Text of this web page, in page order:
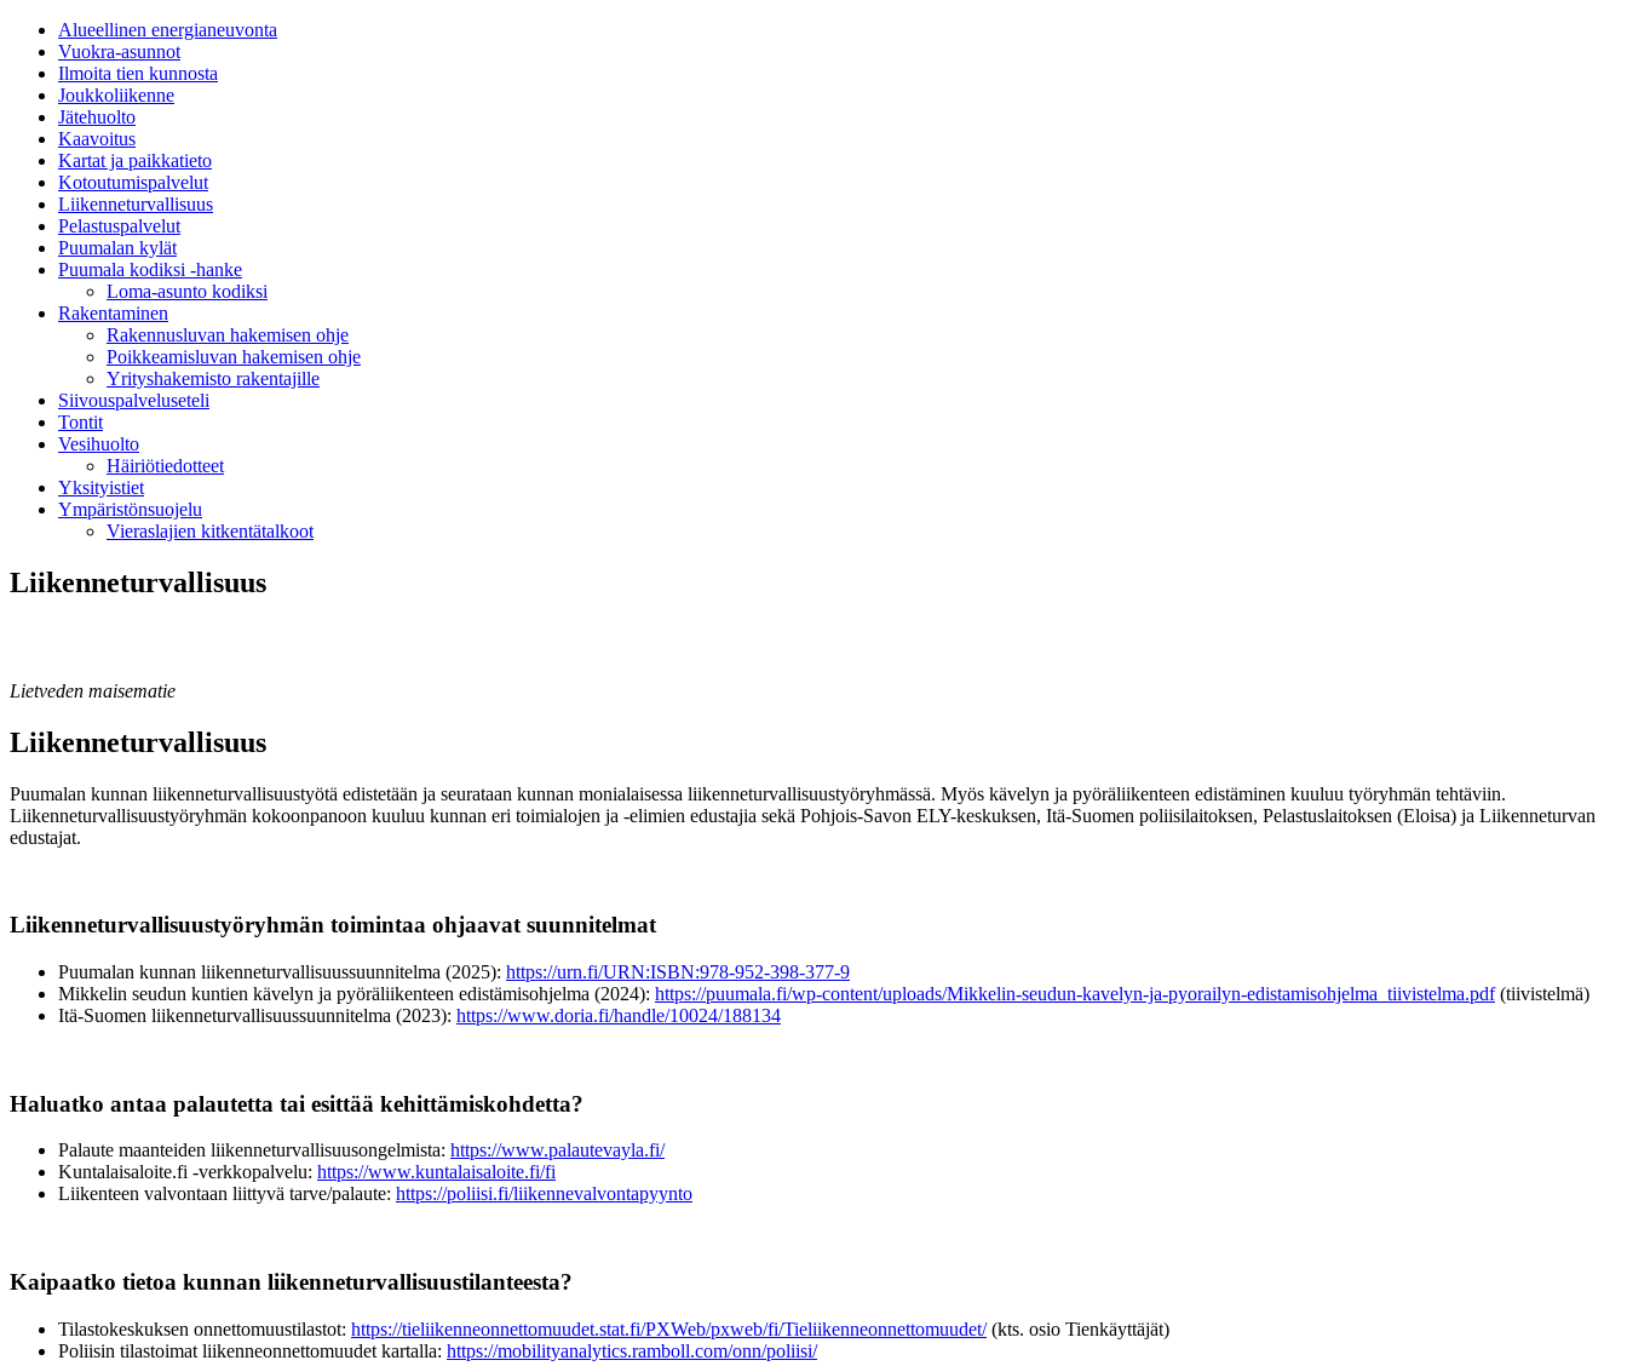
Alueellinen energianeuvonta
Vuokra-asunnot
Ilmoita tien kunnosta
Joukkoliikenne
Jätehuolto
Kaavoitus
Kartat ja paikkatieto
Kotoutumispalvelut
Liikenneturvallisuus
Pelastuspalvelut
Puumalan kylät
Puumala kodiksi -hanke
Loma-asunto kodiksi
Rakentaminen
Rakennusluvan hakemisen ohje
Poikkeamisluvan hakemisen ohje
Yrityshakemisto rakentajille
Siivouspalveluseteli
Tontit
Vesihuolto
Häiriötiedotteet
Yksityistiet
Ympäristönsuojelu
Vieraslajien kitkentätalkoot
Liikenneturvallisuus
Lietveden maisematie
Liikenneturvallisuus
Puumalan kunnan liikenneturvallisuustyötä edistetään ja seurataan kunnan monialaisessa liikenneturvallisuustyöryhmässä. Myös kävelyn ja pyöräliikenteen edistäminen kuuluu työryhmän tehtäviin.
Liikenneturvallisuustyöryhmän kokoonpanoon kuuluu kunnan eri toimialojen ja -elimien edustajia sekä Pohjois-Savon ELY-keskuksen, Itä-Suomen poliisilaitoksen, Pelastuslaitoksen (Eloisa) ja Liikenneturvan
edustajat.
Liikenneturvallisuustyöryhmän toimintaa ohjaavat suunnitelmat
Puumalan kunnan liikenneturvallisuussuunnitelma (2025): https://urn.fi/URN:ISBN:978-952-398-377-9
Mikkelin seudun kuntien kävelyn ja pyöräliikenteen edistämisohjelma (2024): https://puumala.fi/wp-content/uploads/Mikkelin-seudun-kavelyn-ja-pyorailyn-edistamisohjelma_tiivistelma.pdf(tiivistelmä)
Itä-Suomen liikenneturvallisuussuunnitelma (2023): https://www.doria.fi/handle/10024/188134
Haluatko antaa palautetta tai esittää kehittämiskohdetta?
Palaute maanteiden liikenneturvallisuusongelmista: https://www.palautevayla.fi/
Kuntalaisaloite.fi -verkkopalvelu: https://www.kuntalaisaloite.fi/fi
Liikenteen valvontaan liittyvä tarve/palaute: https://poliisi.fi/liikennevalvontapyynto
Kaipaatko tietoa kunnan liikenneturvallisuustilanteesta?
Tilastokeskuksen onnettomuustilastot: https://tieliikenneonnettomuudet.stat.fi/PXWeb/pxweb/fi/Tieliikenneonnettomuudet/(kts. osio Tienkäyttäjät)
Poliisin tilastoimat liikenneonnettomuudet kartalla: https://mobilityanalytics.ramboll.com/onn/poliisi/